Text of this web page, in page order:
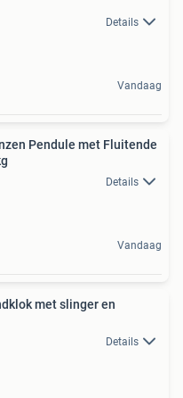
Details
Vandaag
Pendule met Fluitende
Details
Vandaag
met slinger en
Details